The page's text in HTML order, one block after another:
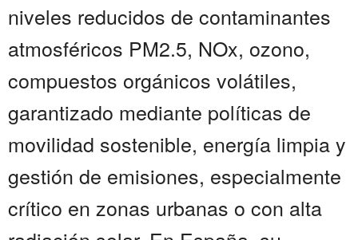
niveles reducidos de contaminantes
atmosféricos PM2.5, NOx, ozono,
compuestos orgánicos volátiles,
garantizado mediante políticas de
movilidad sostenible, energía limpia y
gestión de emisiones, especialmente
crítico en zonas urbanas o con alta